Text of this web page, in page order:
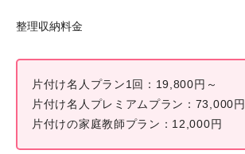
整理収納料金
片付け名人プラン1回：19,800円～
片付け名人プレミアムプラン：73,000円
片付けの家庭教師プラン：12,000円